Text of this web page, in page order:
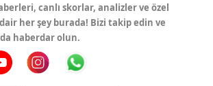
canlı skorlar, analizler ve özel
her şey burada! Bizi takip edin ve
haberdar olun.